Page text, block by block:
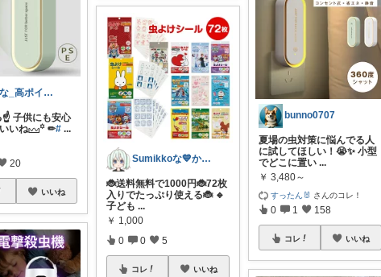
🌸れな_高ポイントday🛒♩◡̈*
☝️ 子供にも安心
いね𓈊꙳ ✏︎# ...
20
いいね
Sumikkoな💙かわいい推し活グッズ
🐞送料無料で1000円🐞72枚
入りでたっぷり使える🐞 🔹
子ども ...
￥ 1,000
0 0 5
コレ いいね
bunno0707
夏場の虫対策に悩んでる人
に試してほしい！😭✨ 小型
でどこに置い ...
￥ 3,480～
すったん🐰 さんのコレ！
0 1 158
コレ いいね